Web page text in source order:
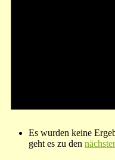
Es wurden keine
geht es zu den